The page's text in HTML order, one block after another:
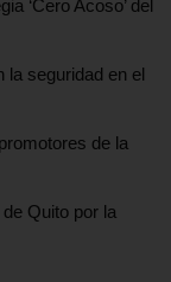
‘Cero Acoso’ del
la seguridad en el
de la
Quito por la